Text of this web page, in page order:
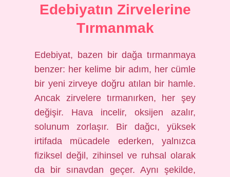
Edebiyatın Zirvelerine
Tırmanmak
Edebiyat, bazen bir dağa tırmanmaya
benzer: her kelime bir adım, her cümle
bir yeni zirveye doğru atılan bir hamle.
Ancak zirvelere tırmanırken, her şey
değişir. Hava incelir, oksijen azalır,
solunum zorlaşır. Bir dağcı, yüksek
irtifada mücadele ederken, yalnızca
fiziksel değil, zihinsel ve ruhsal olarak
da bir sınavdan geçer. Aynı şekilde,